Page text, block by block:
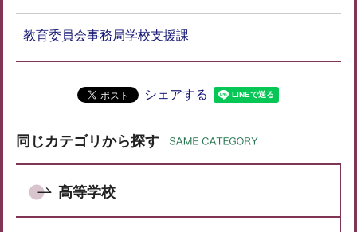
教育委員会事務局学校支援課
シェアする
同じカテゴリから探す
高等学校